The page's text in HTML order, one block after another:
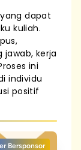
dapat
kuliah.
kerja
ini
individu
positif
Bersponsor